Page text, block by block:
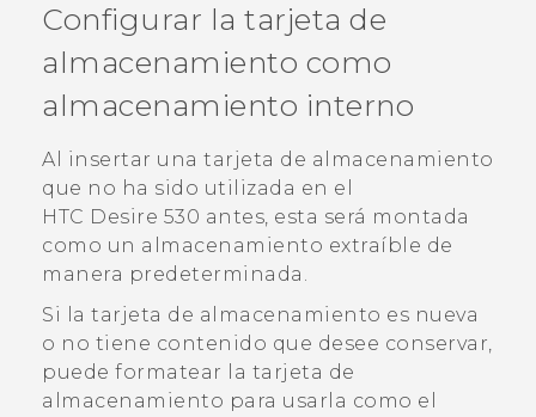
VIVERSE
AYUDA
HTC Devices & Accessories
Video Tutorials
Configurar la tarjeta de
almacenamiento como
almacenamiento interno
Al insertar una tarjeta de almacenamiento
que no ha sido utilizada en el
HTC Desire 530 antes, esta será montada
como un almacenamiento extraíble de
manera predeterminada.
Si la tarjeta de almacenamiento es nueva
o no tiene contenido que desee conservar,
puede formatear la tarjeta de
almacenamiento para usarla como el